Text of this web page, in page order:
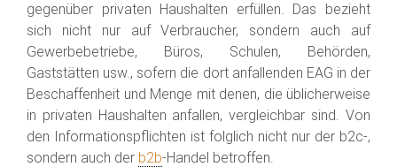
gegenüber privaten Haushalten erfüllen. Das bezieht
sich nicht nur auf Verbraucher, sondern auch auf
Gewerbebetriebe, Büros, Schulen, Behörden,
Gaststätten usw., sofern die dort anfallenden EAG in der
Beschaffenheit und Menge mit denen, die üblicherweise
in privaten Haushalten anfallen, vergleichbar sind. Von
den Informationspflichten ist folglich nicht nur der b2c-,
sondern auch der b2b-Handel betroffen.